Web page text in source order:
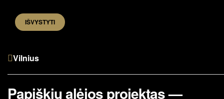
IŠVYSTYTI
Vilnius
Papiškių alėjos projektas —